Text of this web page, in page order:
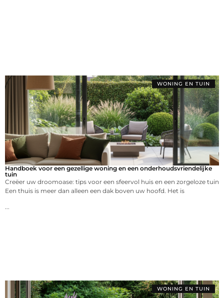
WONING EN TUIN
Handboek voor een gezellige woning en een onderhoudsvriendelijke
tuin
Creëer uw droomoase: tips voor een sfeervol huis en een zorgeloze tuin
Een thuis is meer dan alleen een dak boven uw hoofd. Het is
...
WONING EN TUIN